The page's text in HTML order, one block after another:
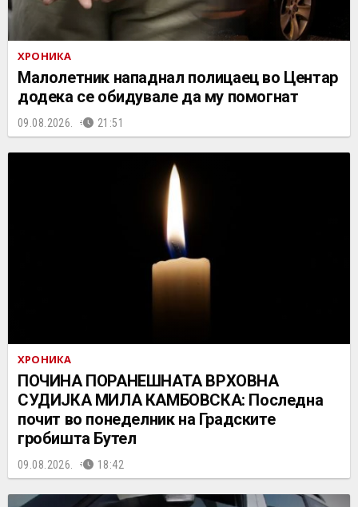
ХРОНИКА
Малолетник нападнал полицаец во Центар
додека се обидувале да му помогнат
09.08.2026. 21:51
ХРОНИКА
ПОЧИНА ПОРАНЕШНАТА ВРХОВНА
СУДИЈКА МИЛА КАМБОВСКА: Последна
почит во понеделник на Градските
гробишта Бутел
09.08.2026. 18:42